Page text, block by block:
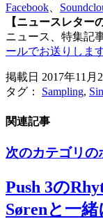
Facebook、
【ニュースレター
ニュース、特集記
ールでお送りしま
掲載日 2017年11月
タグ： Sampling,
関連記事
次のカテゴリの
Push 3の
Sørenと一